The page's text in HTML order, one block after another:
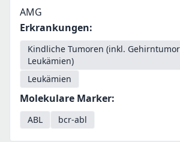
AMG
Erkrankungen:
Kindliche Tumoren (inkl.
Leukämien)
Leukämien
Molekulare Marker:
ABL bcr-abl